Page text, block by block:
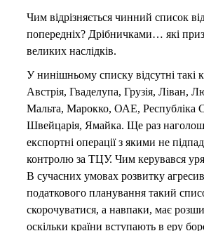
Чим відрізняється чинний список
попередніх? Дрібничками… які
великих наслідків.
У нинішньому списку відсутні такі
Австрія, Гваделупа, Грузія, Ліван,
Мальта, Марокко, ОАЕ, Республіка
Швейцарія, Ямайка. Ще раз
експортні операції з якими не
контролю за ТЦУ. Чим керувався
В сучасних умовах розвитку
податкового планування такий
скорочуватися, а навпаки, має
оскільки країни вступають в еру